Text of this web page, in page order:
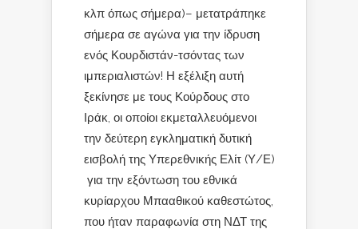
κλπ όπως σήμερα)– μετατράπηκε
σήμερα σε αγώνα για την ίδρυση
ενός Κουρδιστάν-τσόντας των
ιμπεριαλιστών! Η εξέλιξη αυτή
ξεκίνησε με τους Κούρδους στο
Ιράκ, οι οποίοι εκμεταλλευόμενοι
την δεύτερη εγκληματική δυτική
εισβολή της Υπερεθνικής Ελίτ (Υ/Ε)
για την εξόντωση του εθνικά
κυρίαρχου Μπααθικού καθεστώτος,
που ήταν παραφωνία στη ΝΔΤ της